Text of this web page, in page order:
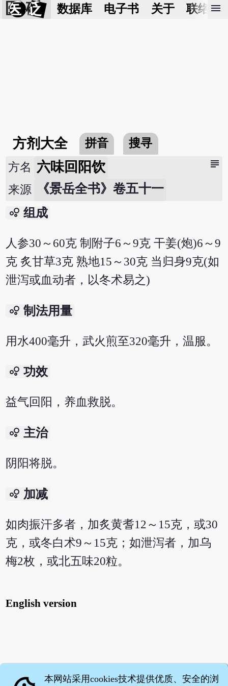
医 砭 数据库 电子书 关于 联络我
menu
方剂大全 拼音 搜寻
subject
方名 六味回阳饮
来源 《景岳全书》卷五十一
bubble_chart 组成
人参30～60克 制附子6～9克 干姜(炮)6～9
克 炙甘草3克 熟地15～30克 当归身9克(如
泄泻或血动者，以冬术易之)
bubble_chart 制法用量
用水400毫升，武火煎至320毫升，温服。
bubble_chart 功效
益气回阳，养血救脱。
bubble_chart 主治
阴阳将脱。
bubble_chart 加减
如肉振汗多者，加炙黄耆12～15克，或30
克，或冬白术9～15克；如泄泻者，加乌
梅2枚，或北五味20粒。
English version
本网站采用cookies技术提供优质、安全的浏